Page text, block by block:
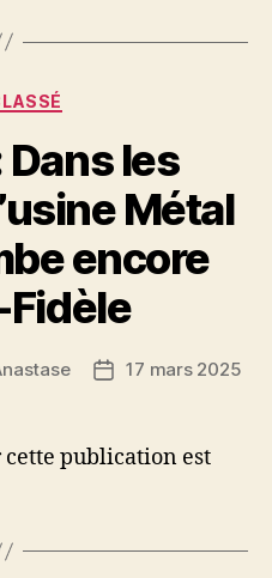
Catégories
Dans les
Métal
encore
Date17 mars 2025
cette publication est